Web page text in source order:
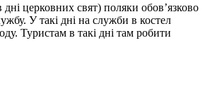
церковних свят) поляки обов’язково
У такі дні на служби в костел
Туристам в такі дні там робити